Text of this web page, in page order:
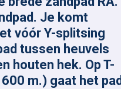
Je komt
vóór Y-splitsing
tussen heuvels
houten hek. Op T-
m.) gaat het pad